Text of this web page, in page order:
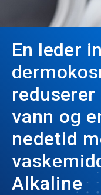
En leder
reduserer
vann og
nedetid
Alkaline